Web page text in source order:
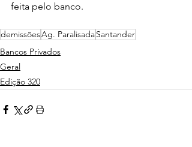
feita pelo banco.
demissõesAg. ParalisadaSantander
Bancos Privados
Geral
Edição 320